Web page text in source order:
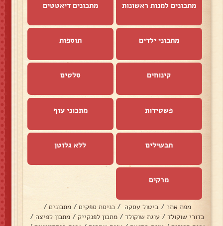
מתכונים למנות ראשונות מתכונים דיאטטים
מתכוני ילדים תוספות
קינוחים סלטים
פשטידות מתכוני עוף
תבשילים ללא גלוטן
מרקים
מפת אתר / ביטול עסקה / כניסת ספקים / מתכונים /
כדורי שוקולד / עוגת שוקולד / מתכון לפנקייק / מתכון לפיצה /